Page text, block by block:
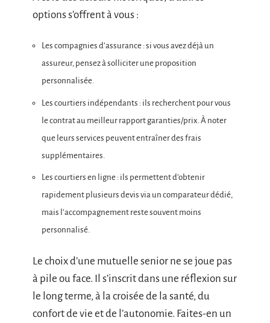
options s’offrent à vous :
Les compagnies d’assurance : si vous avez déjà un
assureur, pensez à solliciter une proposition
personnalisée.
Les courtiers indépendants : ils recherchent pour vous
le contrat au meilleur rapport garanties/prix. À noter
que leurs services peuvent entraîner des frais
supplémentaires.
Les courtiers en ligne : ils permettent d’obtenir
rapidement plusieurs devis via un comparateur dédié,
mais l’accompagnement reste souvent moins
personnalisé.
Le choix d’une mutuelle senior ne se joue pas
à pile ou face. Il s’inscrit dans une réflexion sur
le long terme, à la croisée de la santé, du
confort de vie et de l’autonomie. Faites-en un